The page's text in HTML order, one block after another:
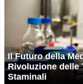
Il Futuro della
Rivoluzione delle
Staminali